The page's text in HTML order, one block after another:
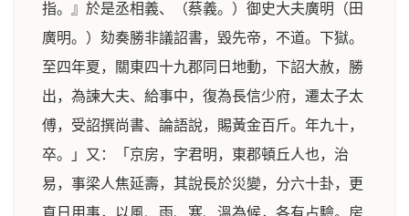
指。』於是丞相義、（蔡義。）御史大夫廣明（田
廣明。）劾奏勝非議詔書，毀先帝，不道。下獄。
至四年夏，關東四十九郡同日地動，下詔大赦，勝
出，為諫大夫、給事中，復為長信少府，遷太子太
傅，受詔撰尚書、論語說，賜黃金百斤。年九十，
卒。」又：「京房，字君明，東郡頓丘人也，治
易，事梁人焦延壽，其說長於災變，分六十卦，更